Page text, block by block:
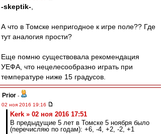
-skeptik-
А что в Томске непригодное к игре поле?? Где
тут аналогия прости?
Еще помню существовала рекомендация
УЕФА, что нецелесообразно играть при
температуре ниже 15 градусов.
Prior -
02 ноя 2016 19:16
Kerk » 02 ноя 2016 17:51
В предыдущие 5 лет в Томске 5 ноября было
(перечисляю по годам): +6, -4, +2, -2, +1